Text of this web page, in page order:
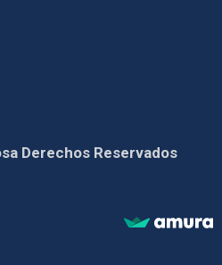
Derechos Reservados